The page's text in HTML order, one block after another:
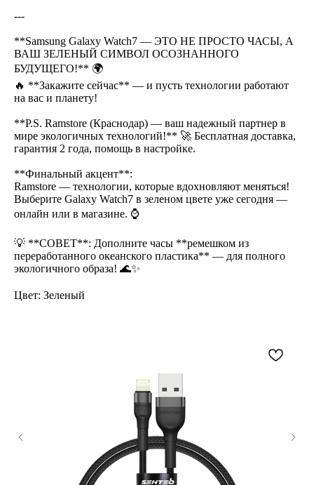
---
**Samsung Galaxy Watch7 — ЭТО НЕ ПРОСТО ЧАСЫ, А
ВАШ ЗЕЛЕНЫЙ СИМВОЛ ОСОЗНАННОГО
БУДУЩЕГО!** 🌍
🔥 **Закажите сейчас** — и пусть технологии работают
на вас и планету!
**P.S. Ramstore (Краснодар) — ваш надежный партнер в
мире экологичных технологий!** 🚀 Бесплатная доставка,
гарантия 2 года, помощь в настройке.
**Финальный акцент**:
Ramstore — технологии, которые вдохновляют меняться!
Выберите Galaxy Watch7 в зеленом цвете уже сегодня —
онлайн или в магазине. ⌚
💡 **СОВЕТ**: Дополните часы **ремешком из
переработанного океанского пластика** — для полного
экологичного образа! 🌊✨
Цвет: Зеленый